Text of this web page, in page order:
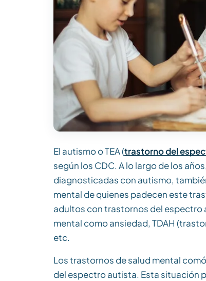
El autismo o TEA (trastorno del
según los CDC. A lo largo de los
diagnosticadas con autismo,
mental de quienes padecen este
adultos con trastornos del espectro
mental como ansiedad, TDAH
etc.
Los trastornos de salud mental
del espectro autista. Esta situación